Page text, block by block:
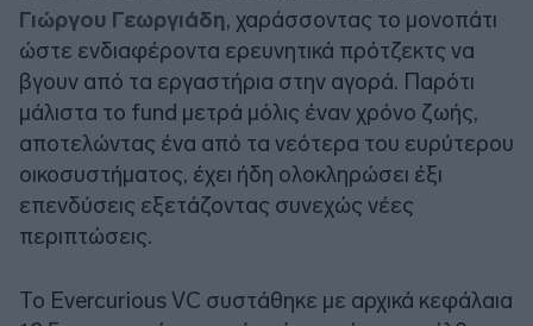
Γιώργου Γεωργιάδη, χαράσσοντας το μονοπάτι
ώστε ενδιαφέροντα ερευνητικά πρότζεκτς να
βγουν από τα εργαστήρια στην αγορά. Παρότι
μάλιστα το fund μετρά μόλις έναν χρόνο ζωής,
αποτελώντας ένα από τα νεότερα του ευρύτερου
οικοσυστήματος, έχει ήδη ολοκληρώσει έξι
επενδύσεις εξετάζοντας συνεχώς νέες
περιπτώσεις.
Το Evercurious VC συστάθηκε με αρχικά κεφάλαια